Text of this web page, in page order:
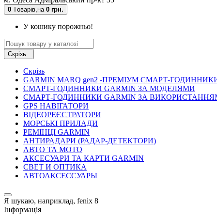
0 Tоварів,на 0 грн.
У кошику порожньо!
Скрізь
Скрізь
GARMIN MARQ gen2 -ПРЕМІУМ СМАРТ-
СМАРТ-ГОДИННИКИ GARMIN ЗА МОДЕЛЯМИ
СМАРТ-ГОДИННИКИ GARMIN ЗА
GPS НАВІГАТОРИ
ВІДЕОРЕЄСТРАТОРИ
МОРСЬКІ ПРИЛАДИ
РЕМІНЦІ GARMIN
АНТИРАДАРИ (РАДАР-ДЕТЕКТОРИ)
АВТО ТА МОТО
АКСЕСУАРИ ТА КАРТИ GARMIN
СВЕТ И ОПТИКА
АВТОАКСЕССУАРЫ
Я шукаю, наприклад, fenix 8
Інформація